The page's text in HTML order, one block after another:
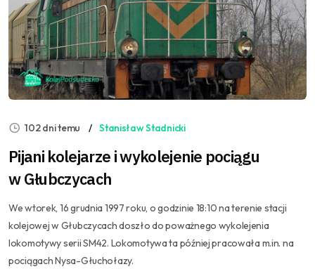
102 dni temu Stanisław Stadnicki
Pijani kolejarze i wykolejenie pociągu
w Głubczycach
We wtorek, 16 grudnia 1997 roku, o godzinie 18:10 na terenie stacji
kolejowej w Głubczycach doszło do poważnego wykolejenia
lokomotywy serii SM42. Lokomotywa ta później pracowała m.in. na
pociągach Nysa-Głuchołazy.